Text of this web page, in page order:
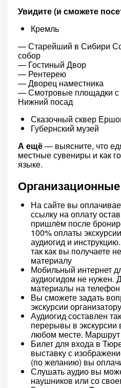
Увидите (и сможете
Кремль
— Старейший в Сибири
собор
— Гостиный Двор
— Рентерею
— Дворец наместника
— Смотровые площадки
Нижний посад
Сказочный сквер
Губернский музей
А ещё— выясните, что
местные сувениры и как
языке.
На сайте вы
ссылку на оплату
пришлём после
100% оплаты
аудиогид и
так как вы получаете
материалу
Мобильный интернет
аудиогидом не нужен.
материалы на
Вы сможете задать
экскурсии организатору
Аудиогид составлен
перерывы в
любом месте.
Билет для входа в
выставку с
(по желанию) вы
Слушать аудио вы
наушников или со